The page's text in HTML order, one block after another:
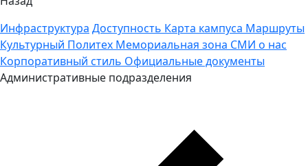
Инфраструктура Доступность Карта кампуса Маршруты
Культурный Политех Мемориальная зона СМИ о нас
Корпоративный стиль Официальные документы
Административные подразделения